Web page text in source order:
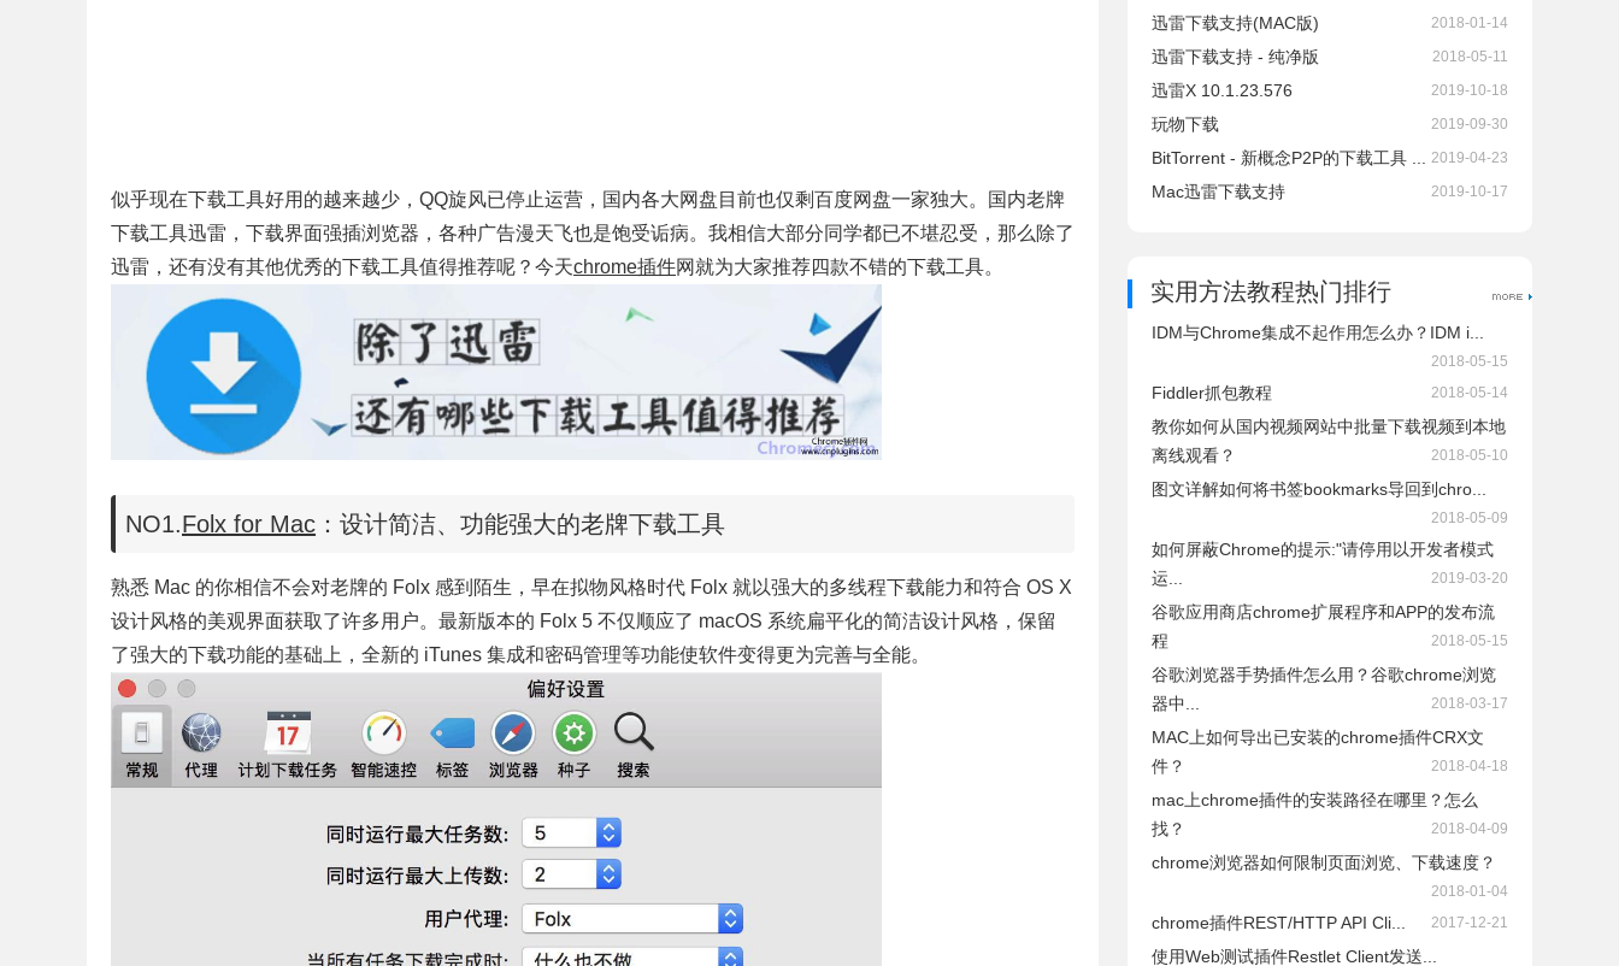
似乎现在下载工具好用的越来越少，QQ旋风已停止运营，国内各大网盘目前也仅剩百度网盘一家独大。国内老牌
下载工具迅雷，下载界面强插浏览器，各种广告漫天飞也是饱受诟病。我相信大部分同学都已不堪忍受，那么除了
迅雷，还有没有其他优秀的下载工具值得推荐呢？今天chrome插件网就为大家推荐四款不错的下载工具。
NO1.Folx for Mac ：设计简洁、功能强大的老牌下载工具
熟悉 Mac 的你相信不会对老牌的 Folx 感到陌生，早在拟物风格时代 Folx 就以强大的多线程下载能力和符合 OS X
设计风格的美观界面获取了许多用户。最新版本的 Folx 5 不仅顺应了 macOS 系统扁平化的简洁设计风格，保留
了强大的下载功能的基础上，全新的 iTunes 集成和密码管理等功能使软件变得更为完善与全能。
迅雷下载支持(MAC版) 2018-01-14
迅雷下载支持 - 纯净版 2018-05-11
迅雷X 10.1.23.576 2019-10-18
玩物下载 2019-09-30
BitTorrent - 新概念P2P的下载工具 ... 2019-04-23
Mac迅雷下载支持 2019-10-17
实用方法教程热门排行
IDM与Chrome集成不起作用怎么办？IDM i...
2018-05-15
Fiddler抓包教程 2018-05-14
教你如何从国内视频网站中批量下载视频到本地
离线观看？
2018-05-10
图文详解如何将书签bookmarks导回到chro...
2018-05-09
如何屏蔽Chrome的提示:"请停用以开发者模式
运...
2019-03-20
谷歌应用商店chrome扩展程序和APP的发布流
程
2018-05-15
谷歌浏览器手势插件怎么用？谷歌chrome浏览
器中...
2018-03-17
MAC上如何导出已安装的chrome插件CRX文
件？
2018-04-18
mac上chrome插件的安装路径在哪里？怎么
找？
2018-04-09
chrome浏览器如何限制页面浏览、下载速度？
2018-01-04
chrome插件REST/HTTP API Cli... 2017-12-21
使用Web测试插件Restlet Client发送...